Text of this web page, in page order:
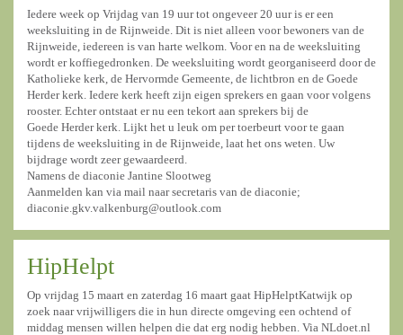
Iedere week op Vrijdag van 19 uur tot ongeveer 20 uur is er een
weeksluiting in de Rijnweide. Dit is niet alleen voor bewoners van de
Rijnweide, iedereen is van harte welkom. Voor en na de weeksluiting
wordt er koffiegedronken. De weeksluiting wordt georganiseerd door de
Katholieke kerk, de Hervormde Gemeente, de lichtbron en de Goede
Herder kerk. Iedere kerk heeft zijn eigen sprekers en gaan voor volgens
rooster. Echter ontstaat er nu een tekort aan sprekers bij de
Goede Herder kerk. Lijkt het u leuk om per toerbeurt voor te gaan
tijdens de weeksluiting in de Rijnweide, laat het ons weten. Uw
bijdrage wordt zeer gewaardeerd.
Namens de diaconie Jantine Slootweg
Aanmelden kan via mail naar secretaris van de diaconie;
diaconie.gkv.valkenburg@outlook.com
HipHelpt
Op vrijdag 15 maart en zaterdag 16 maart gaat HipHelptKatwijk op
zoek naar vrijwilligers die in hun directe omgeving een ochtend of
middag mensen willen helpen die dat erg nodig hebben. Via NLdoet.nl